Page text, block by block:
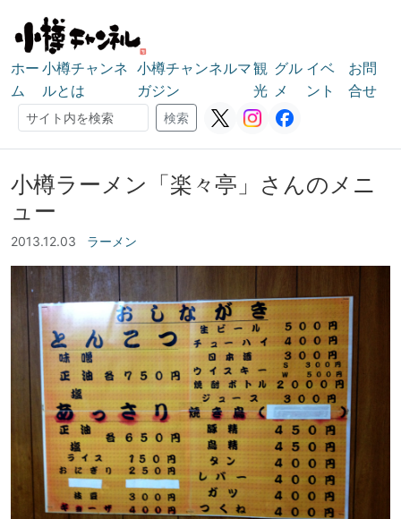
ホー
ム
小樽チャンネ
ルとは
小樽チャンネルマ
ガジン
観
光
グル
メ
イベ
ント
お問
合せ
検索
検索
小樽ラーメン「楽々亭」さんのメニ
ュー
2013.12.03 ラーメン